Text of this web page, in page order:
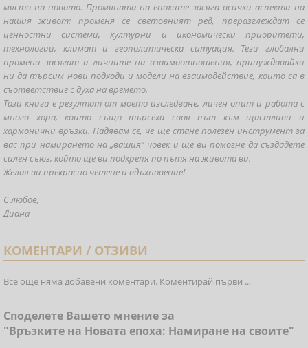
място на новото. Промяната на епохите засяга всички аспекти на
нашия живот: променя се световният ред, преразглеждат се
ценностни системи, културни и икономически приоритети,
технологии, климат и геополитическа ситуация. Тези глобални
промени засягат и личните ни взаимоотношения, принуждавайки
ни да търсим нови подходи и модели на взаимодействие, които са в
съответствие с духа на времето.
Тази книга е резултат от моето изследване, личен опит и работа с
много хора, които също търсеха своя път към щастливи и
хармонични връзки. Надявам се, че ще стане полезен инструмент за
вас при намирането на „вашия“ човек и ще ви помогне да създадете
силен съюз, който ще ви подкрепя по пътя на живота ви.
Желая ви прекрасно четене и вдъхновение!
С любов,
Диана
КОМЕНТАРИ / ОТЗИВИ
Все още няма добавени коментари. Коментирай първи ...
Споделете Вашето мнение за
"Връзките на Новата епоха: Намиране на своите"